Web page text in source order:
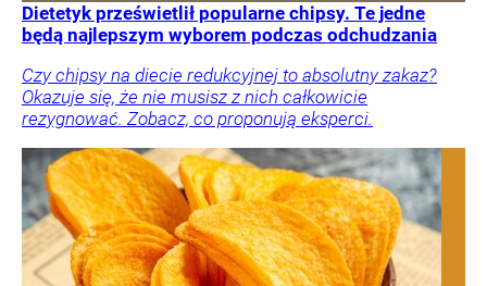
Dietetyk prześwietlił popularne chipsy. Te jedne
będą najlepszym wyborem podczas odchudzania
Czy chipsy na diecie redukcyjnej to absolutny zakaz?
Okazuje się, że nie musisz z nich całkowicie
rezygnować. Zobacz, co proponują eksperci.